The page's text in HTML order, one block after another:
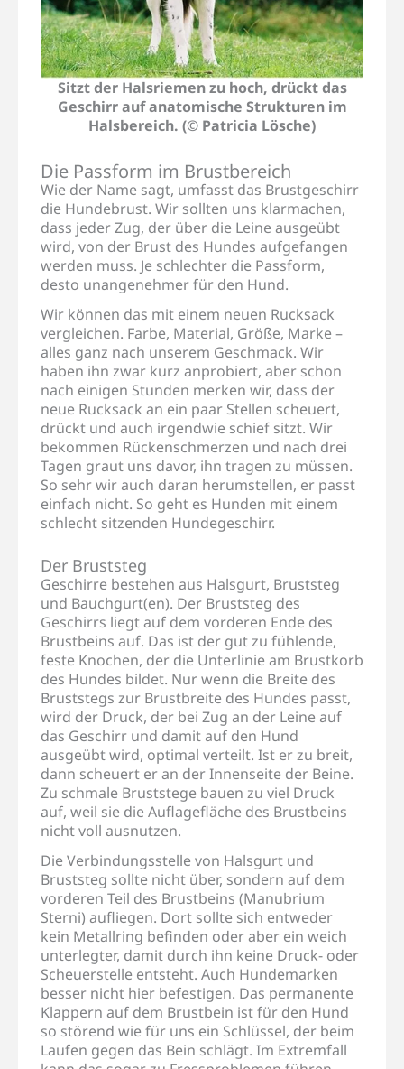
Sitzt der Halsriemen zu hoch, drückt das
Geschirr auf anatomische Strukturen im
Halsbereich. (© Patricia Lösche)
Die Passform im Brustbereich
Wie der Name sagt, umfasst das Brustgeschirr
die Hundebrust. Wir sollten uns klarmachen,
dass jeder Zug, der über die Leine ausgeübt
wird, von der Brust des Hundes aufgefangen
werden muss. Je schlechter die Passform,
desto unangenehmer für den Hund.
Wir können das mit einem neuen Rucksack
vergleichen. Farbe, Material, Größe, Marke –
alles ganz nach unserem Geschmack. Wir
haben ihn zwar kurz anprobiert, aber schon
nach einigen Stunden merken wir, dass der
neue Rucksack an ein paar Stellen scheuert,
drückt und auch irgendwie schief sitzt. Wir
bekommen Rückenschmerzen und nach drei
Tagen graut uns davor, ihn tragen zu müssen.
So sehr wir auch daran herumstellen, er passt
einfach nicht. So geht es Hunden mit einem
schlecht sitzenden Hundegeschirr.
Der Bruststeg
Geschirre bestehen aus Halsgurt, Bruststeg
und Bauchgurt(en). Der Bruststeg des
Geschirrs liegt auf dem vorderen Ende des
Brustbeins auf. Das ist der gut zu fühlende,
feste Knochen, der die Unterlinie am Brustkorb
des Hundes bildet. Nur wenn die Breite des
Bruststegs zur Brustbreite des Hundes passt,
wird der Druck, der bei Zug an der Leine auf
das Geschirr und damit auf den Hund
ausgeübt wird, optimal verteilt. Ist er zu breit,
dann scheuert er an der Innenseite der Beine.
Zu schmale Bruststege bauen zu viel Druck
auf, weil sie die Auflagefläche des Brustbeins
nicht voll ausnutzen.
Die Verbindungsstelle von Halsgurt und
Bruststeg sollte nicht über, sondern auf dem
vorderen Teil des Brustbeins (Manubrium
Sterni) aufliegen. Dort sollte sich entweder
kein Metallring befinden oder aber ein weich
unterlegter, damit durch ihn keine Druck- oder
Scheuerstelle entsteht. Auch Hundemarken
besser nicht hier befestigen. Das permanente
Klappern auf dem Brustbein ist für den Hund
so störend wie für uns ein Schlüssel, der beim
Laufen gegen das Bein schlägt. Im Extremfall